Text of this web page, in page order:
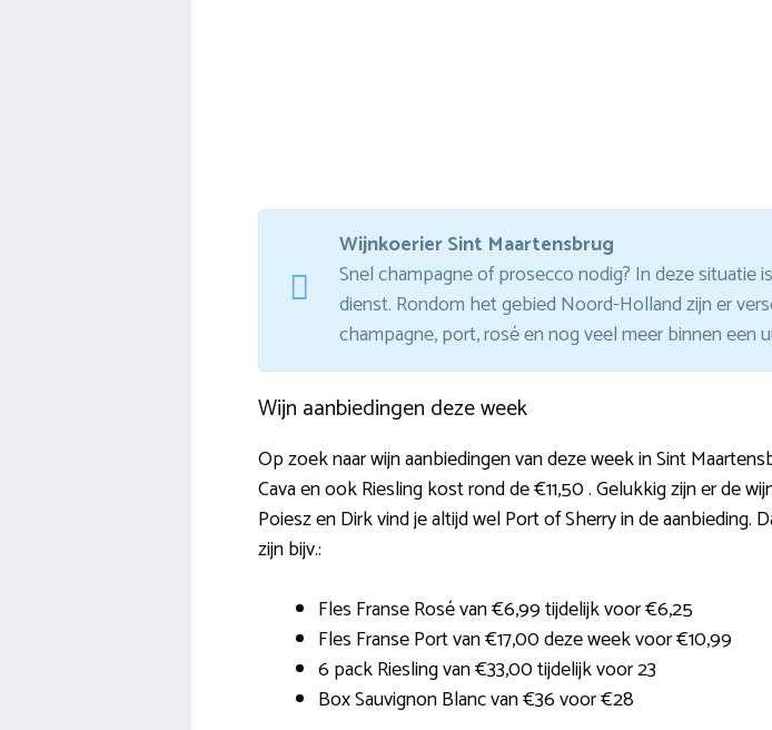
Wijnkoerier Sint Maartensbrug
Snel champagne of prosecco nodig? In deze situatie
dienst. Rondom het gebied Noord-Holland zijn er
champagne, port, rosé en nog veel meer binnen een
Wijn aanbiedingen deze week
Op zoek naar wijn aanbiedingen van deze week in Sint
Cava en ook Riesling kost rond de €11,50 . Gelukkig zijn er de
Poiesz en Dirk vind je altijd wel Port of Sherry in de
zijn bijv.:
Fles Franse Rosé van €6,99 tijdelijk voor €6,25
Fles Franse Port van €17,00 deze week voor €10,99
6 pack Riesling van €33,00 tijdelijk voor 23
Box Sauvignon Blanc van €36 voor €28